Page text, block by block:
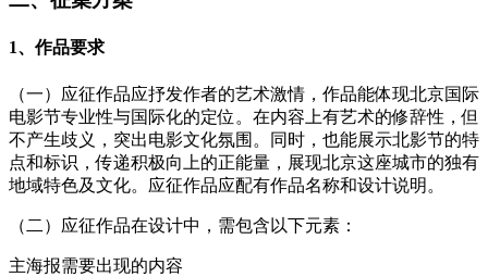
1、作品要求
（一）应征作品应抒发作者的艺术激情，作品能体现北京国际
电影节专业性与国际化的定位。在内容上有艺术的修辞性，但
不产生歧义，突出电影文化氛围。同时，也能展示北影节的特
点和标识，传递积极向上的正能量，展现北京这座城市的独有
地域特色及文化。应征作品应配有作品名称和设计说明。
（二）应征作品在设计中，需包含以下元素：
主海报需要出现的内容